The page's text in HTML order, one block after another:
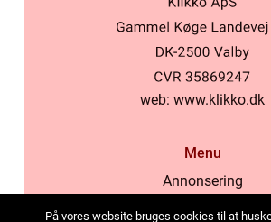
web: www.klikko.dk
Menu
Annonsering
På vores website bruges cookies til at